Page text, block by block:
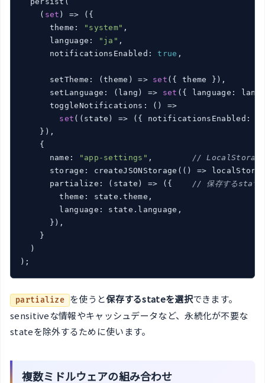
( set ) => ({
      theme:
"system" ,
      language:
"ja" ,
      notificationsEnabled:
true ,
      setTheme:
(theme ) => set ({ theme }),
      setLanguage:
( lang ) => set ({ language:
      toggleNotifications:
()
=>
set ( ( state ) => ({ notificationsEnabled:
    }),
    {
      name:
"app-settings" , // LocalStorage
      storage: createJSONStorage(
() =>
      partialize:
( state ) => ({ // 保存するstate
        theme: state.theme,
        language: state.language,
      }),
    }
  )
partialize を使うと保存するstateを選択できます。
sensitiveな情報やキャッシュデータなど、永続化が不要な
stateを除外するために使います。
複数ミドルウェアの組み合わせ